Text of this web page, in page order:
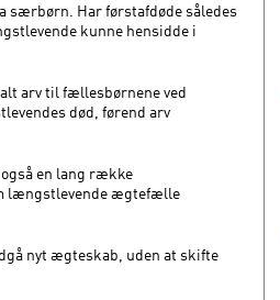
særbørn. Har førstafdøde således
kunne hensidde i
arv til fællesbørnene ved
død, førend arv
en lang række
længstlevende ægtefælle
nyt ægteskab, uden at skifte